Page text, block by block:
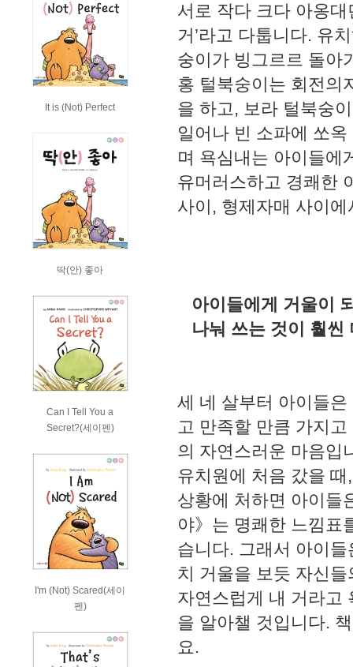
It is (Not) Perfect
딱(안) 좋아
Can I Tell You a
Secret?(세이펜)
I'm (Not) Scared(세이
펜)
서로 작다 크다 아옹
거’라고 다툽니다. 유
숭이가 빙그르르 돌아
홍 털북숭이는 회전의
을 하고, 보라 털북숭
일어나 빈 소파에 쏘
며 욕심내는 아이들에
유머러스하고 경쾌한
사이, 형제자매 사이
아이들에게 거울이
나눠 쓰는 것이 훨씬
세 네 살부터 아이들
고 만족할 만큼 가지
의 자연스러운 마음입
유치원에 처음 갔을
상황에 처하면 아이들
야》는 명쾌한 느낌표
습니다. 그래서 아이
치 거울을 보듯 자신
자연스럽게 내 거라고
을 알아챌 것입니다.
요.